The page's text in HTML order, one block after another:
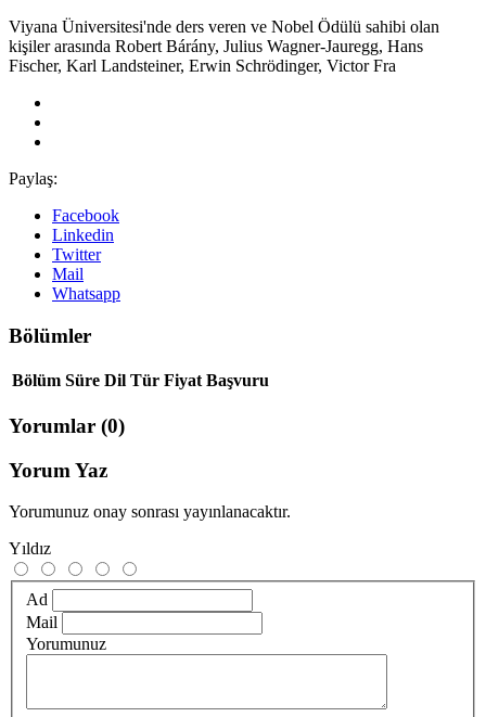
Viyana Üniversitesi'nde ders veren ve Nobel Ödülü sahibi olan
kişiler arasında Robert Bárány, Julius Wagner-Jauregg, Hans
Fischer, Karl Landsteiner, Erwin Schrödinger, Victor Fra
Paylaş:
Facebook
Linkedin
Twitter
Mail
Whatsapp
Bölümler
Bölüm Süre Dil Tür Fiyat Başvuru
Yorumlar (0)
Yorum Yaz
Yorumunuz onay sonrası yayınlanacaktır.
Yıldız
Ad
Mail
Yorumunuz